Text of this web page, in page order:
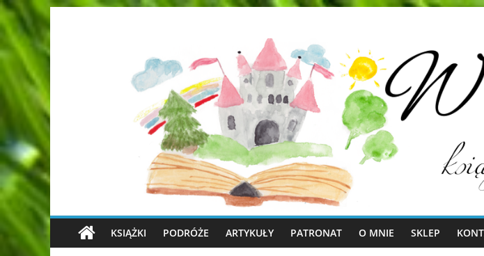
KSIĄŻKI PODRÓŻE ARTYKUŁY PATRONAT O MNIE SKLEP